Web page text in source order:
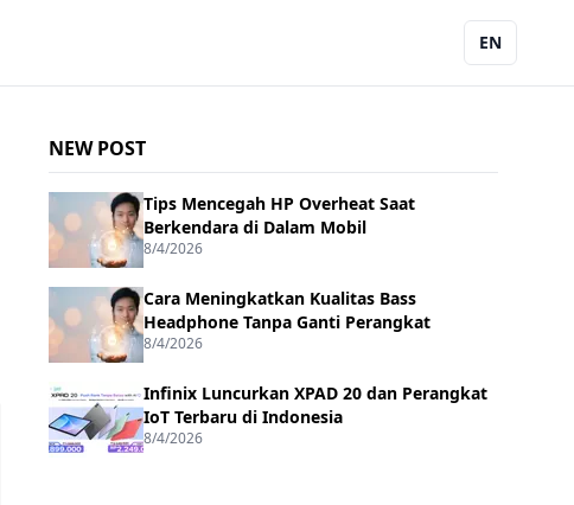
EN
NEW POST
Tips Mencegah HP Overheat Saat
Berkendara di Dalam Mobil
8/4/2026
Cara Meningkatkan Kualitas Bass
Headphone Tanpa Ganti Perangkat
8/4/2026
Infinix Luncurkan XPAD 20 dan Perangkat
IoT Terbaru di Indonesia
8/4/2026